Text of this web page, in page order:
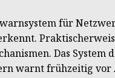
für
Das System
warnt frühzeitig vor